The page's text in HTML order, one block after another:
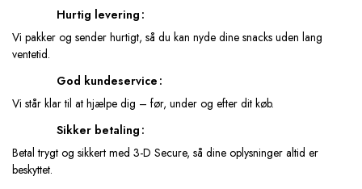
Hurtig levering
Vi pakker og sender hurtigt, så du kan nyde dine snacks uden lang
ventetid.
God kundeservice
Vi står klar til at hjælpe dig – før, under og efter dit køb.
Sikker betaling
Betal trygt og sikkert med 3-D Secure, så dine oplysninger altid er
beskyttet.